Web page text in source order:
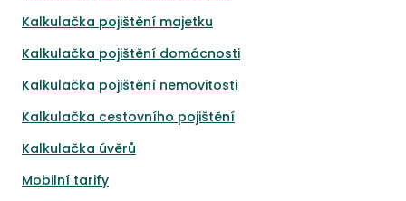
Kalkulačka pojištění majetku
Kalkulačka pojištění domácnosti
Kalkulačka pojištění nemovitosti
Kalkulačka cestovního pojištění
Kalkulačka úvěrů
Mobilní tarify